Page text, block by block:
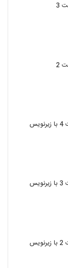
3
2
سریال ردیاب قسمت 4 با زیرنویس
سریال ردیاب قسمت 3 با زیرنویس
سریال ردیاب قسمت 2 با زیرنویس